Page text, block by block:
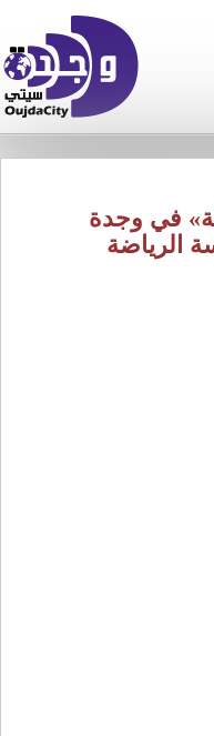
في وجدة
الرياضة